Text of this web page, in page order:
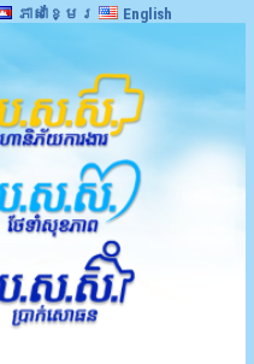
ភាសាខ្មែរ English